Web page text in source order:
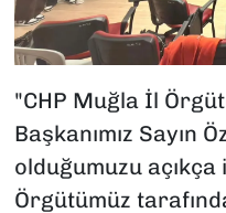
"CHP Muğla İl
Başkanımız Sayın
olduğumuzu
Örgütümüz